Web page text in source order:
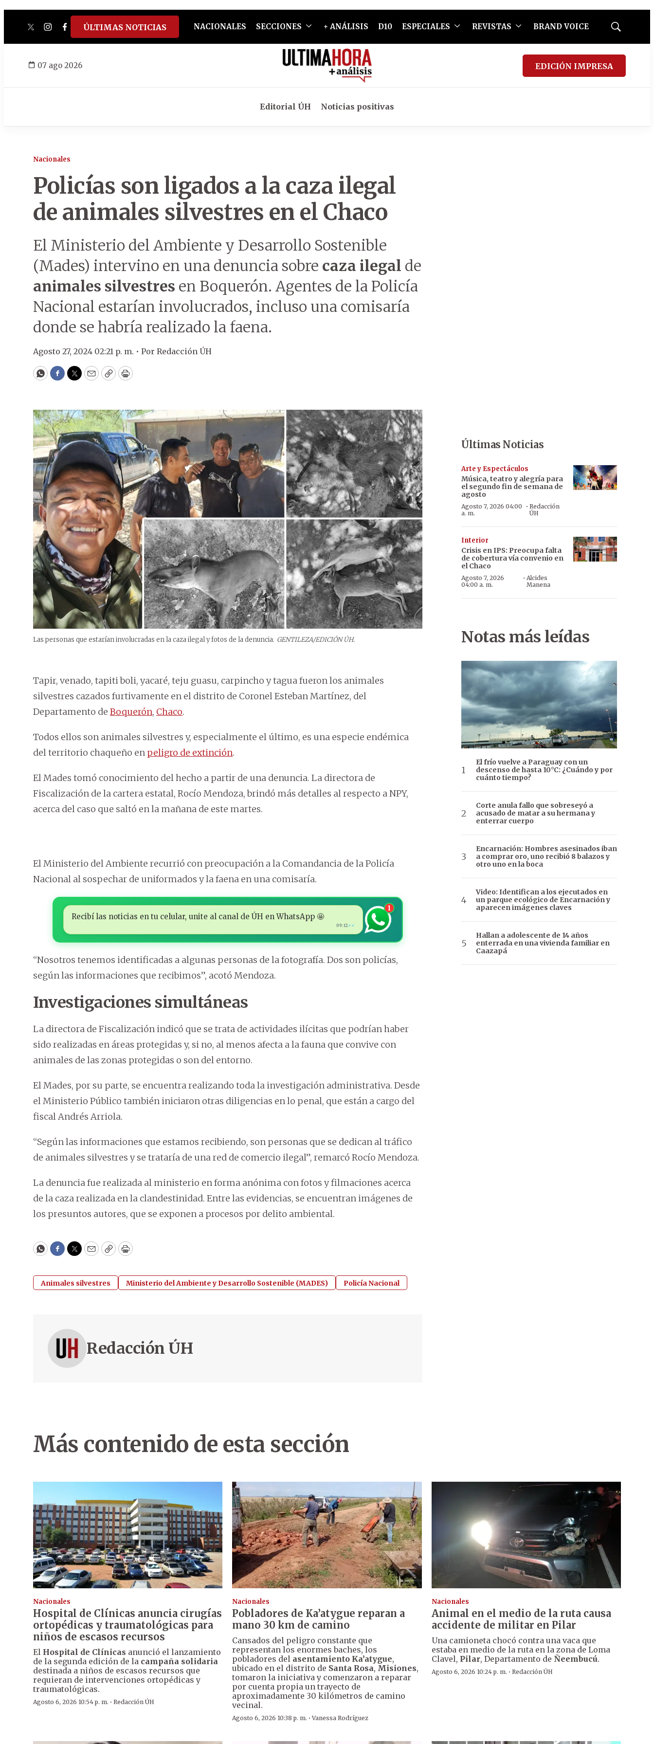
twitterinstagram
facebook
tiktokyoutube
spotify
ÚLTIMAS NOTICIAS NACIONALES SECCIONES + ANÁLISIS D10 ESPECIALES REVISTAS BRAND VOICE
Mostrar
07 ago 2026 EDICIÓN IMPRESA
Editorial ÚH Noticias positivas
Nacionales
Policías son ligados a la caza ilegal
de animales silvestres en el Chaco
El Ministerio del Ambiente y Desarrollo Sostenible
(Mades) intervino en una denuncia sobre caza ilegal de
animales silvestres en Boquerón. Agentes de la Policía
Nacional estarían involucrados, incluso una comisaría
donde se habría realizado la faena.
Agosto 27, 2024 02:21 p. m. • Por Redacción ÚH
WhatsApp
Facebook
Twitter
EmailCopyPrint
Las personas que estarían involucradas en la caza ilegal y fotos de la denuncia. GENTILEZA/EDICIÓN ÚH.
Tapir, venado, tapiti boli, yacaré, teju guasu, carpincho y tagua fueron los animales
silvestres cazados furtivamente en el distrito de Coronel Esteban Martínez, del
Departamento de Boquerón, Chaco.
Todos ellos son animales silvestres y, especialmente el último, es una especie endémica
del territorio chaqueño en peligro de extinción.
El Mades tomó conocimiento del hecho a partir de una denuncia. La directora de
Fiscalización de la cartera estatal, Rocío Mendoza, brindó más detalles al respecto a NPY,
acerca del caso que saltó en la mañana de este martes.
El Ministerio del Ambiente recurrió con preocupación a la Comandancia de la Policía
Nacional al sospechar de uniformados y la faena en una comisaría.
Recibí las noticias en tu celular, unite al canal de ÚH en WhatsApp 🤩
09:12✓✓
1
“Nosotros tenemos identificadas a algunas personas de la fotografía. Dos son policías,
según las informaciones que recibimos”, acotó Mendoza.
Investigaciones simultáneas
La directora de Fiscalización indicó que se trata de actividades ilícitas que podrían haber
sido realizadas en áreas protegidas y, si no, al menos afecta a la fauna que convive con
animales de las zonas protegidas o son del entorno.
El Mades, por su parte, se encuentra realizando toda la investigación administrativa. Desde
el Ministerio Público también iniciaron otras diligencias en lo penal, que están a cargo del
fiscal Andrés Arriola.
“Según las informaciones que estamos recibiendo, son personas que se dedican al tráfico
de animales silvestres y se trataría de una red de comercio ilegal”, remarcó Rocío Mendoza.
La denuncia fue realizada al ministerio en forma anónima con fotos y filmaciones acerca
de la caza realizada en la clandestinidad. Entre las evidencias, se encuentran imágenes de
los presuntos autores, que se exponen a procesos por delito ambiental.
WhatsApp
Facebook
Twitter
EmailCopyPrint
Animales silvestres Ministerio del Ambiente y Desarrollo Sostenible (MADES) Policía Nacional
Redacción ÚH
Últimas Noticias
Arte y Espectáculos
Música, teatro y alegría para
el segundo fin de semana de
agosto
Agosto 7, 2026 04:00
a. m.
· Redacción
ÚH
Interior
Crisis en IPS: Preocupa falta
de cobertura vía convenio en
el Chaco
Agosto 7, 2026
04:00 a. m.
·Alcides
Manena
Notas más leídas
El frío vuelve a Paraguay con un
descenso de hasta 10°C: ¿Cuándo y por
cuánto tiempo?
Corte anula fallo que sobreseyó a
acusado de matar a su hermana y
enterrar cuerpo
Encarnación: Hombres asesinados iban
a comprar oro, uno recibió 8 balazos y
otro uno en la boca
Video: Identifican a los ejecutados en
un parque ecológico de Encarnación y
aparecen imágenes claves
Hallan a adolescente de 14 años
enterrada en una vivienda familiar en
Caazapá
Más contenido de esta sección
Nacionales
Hospital de Clínicas anuncia cirugías
ortopédicas y traumatológicas para
niños de escasos recursos
El Hospital de Clínicas anunció el lanzamiento
de la segunda edición de la campaña solidaria
destinada a niños de escasos recursos que
requieran de intervenciones ortopédicas y
traumatológicas.
Agosto 6, 2026 10:54 p. m. · Redacción ÚH
Nacionales
Pobladores de Ka’atygue reparan a
mano 30 km de camino
Cansados del peligro constante que
representan los enormes baches, los
pobladores del asentamiento Ka’atygue,
ubicado en el distrito de Santa Rosa, Misiones,
tomaron la iniciativa y comenzaron a reparar
por cuenta propia un trayecto de
aproximadamente 30 kilómetros de camino
vecinal.
Agosto 6, 2026 10:38 p. m. ·Vanessa Rodríguez
Nacionales
Animal en el medio de la ruta causa
accidente de militar en Pilar
Una camioneta chocó contra una vaca que
estaba en medio de la ruta en la zona de Loma
Clavel, Pilar, Departamento de Ñeembucú.
Agosto 6, 2026 10:24 p. m. · Redacción ÚH